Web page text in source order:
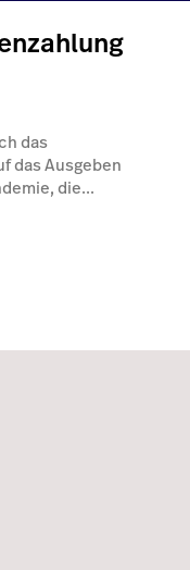
das
das Ausgeben
die...